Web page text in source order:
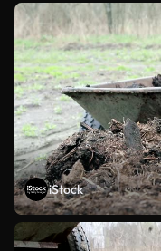
iStock